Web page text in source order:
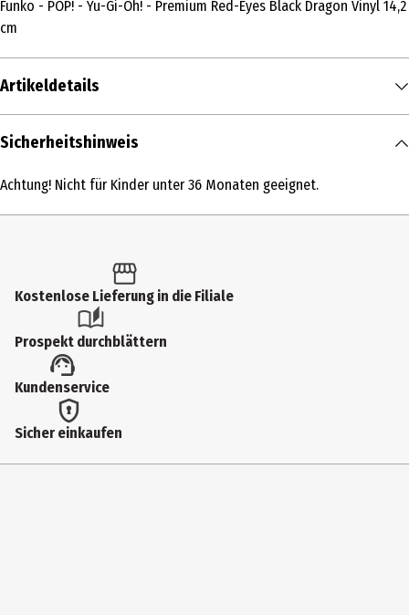
Funko - POP! - Yu-Gi-Oh! - Premium Red-Eyes Black Dragon Vinyl 14,2
cm
Artikeldetails
Inhalt
Produkttyp
6 Jahre
Artikelnummer des Herstellers
86609
Lizenz (spw)
Funko Anime
Hersteller
Sicherheitshinweis
Achtung! Nicht für Kinder unter 36 Monaten geeignet.
Kostenlose Lieferung in die Filiale
Prospekt durchblättern
Kundenservice
Sicher einkaufen